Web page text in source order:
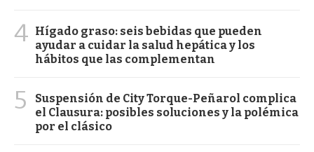
4 Hígado graso: seis bebidas que pueden
ayudar a cuidar la salud hepática y los
hábitos que las complementan
5
Suspensión de City Torque-Peñarol complica
el Clausura: posibles soluciones y la polémica
por el clásico